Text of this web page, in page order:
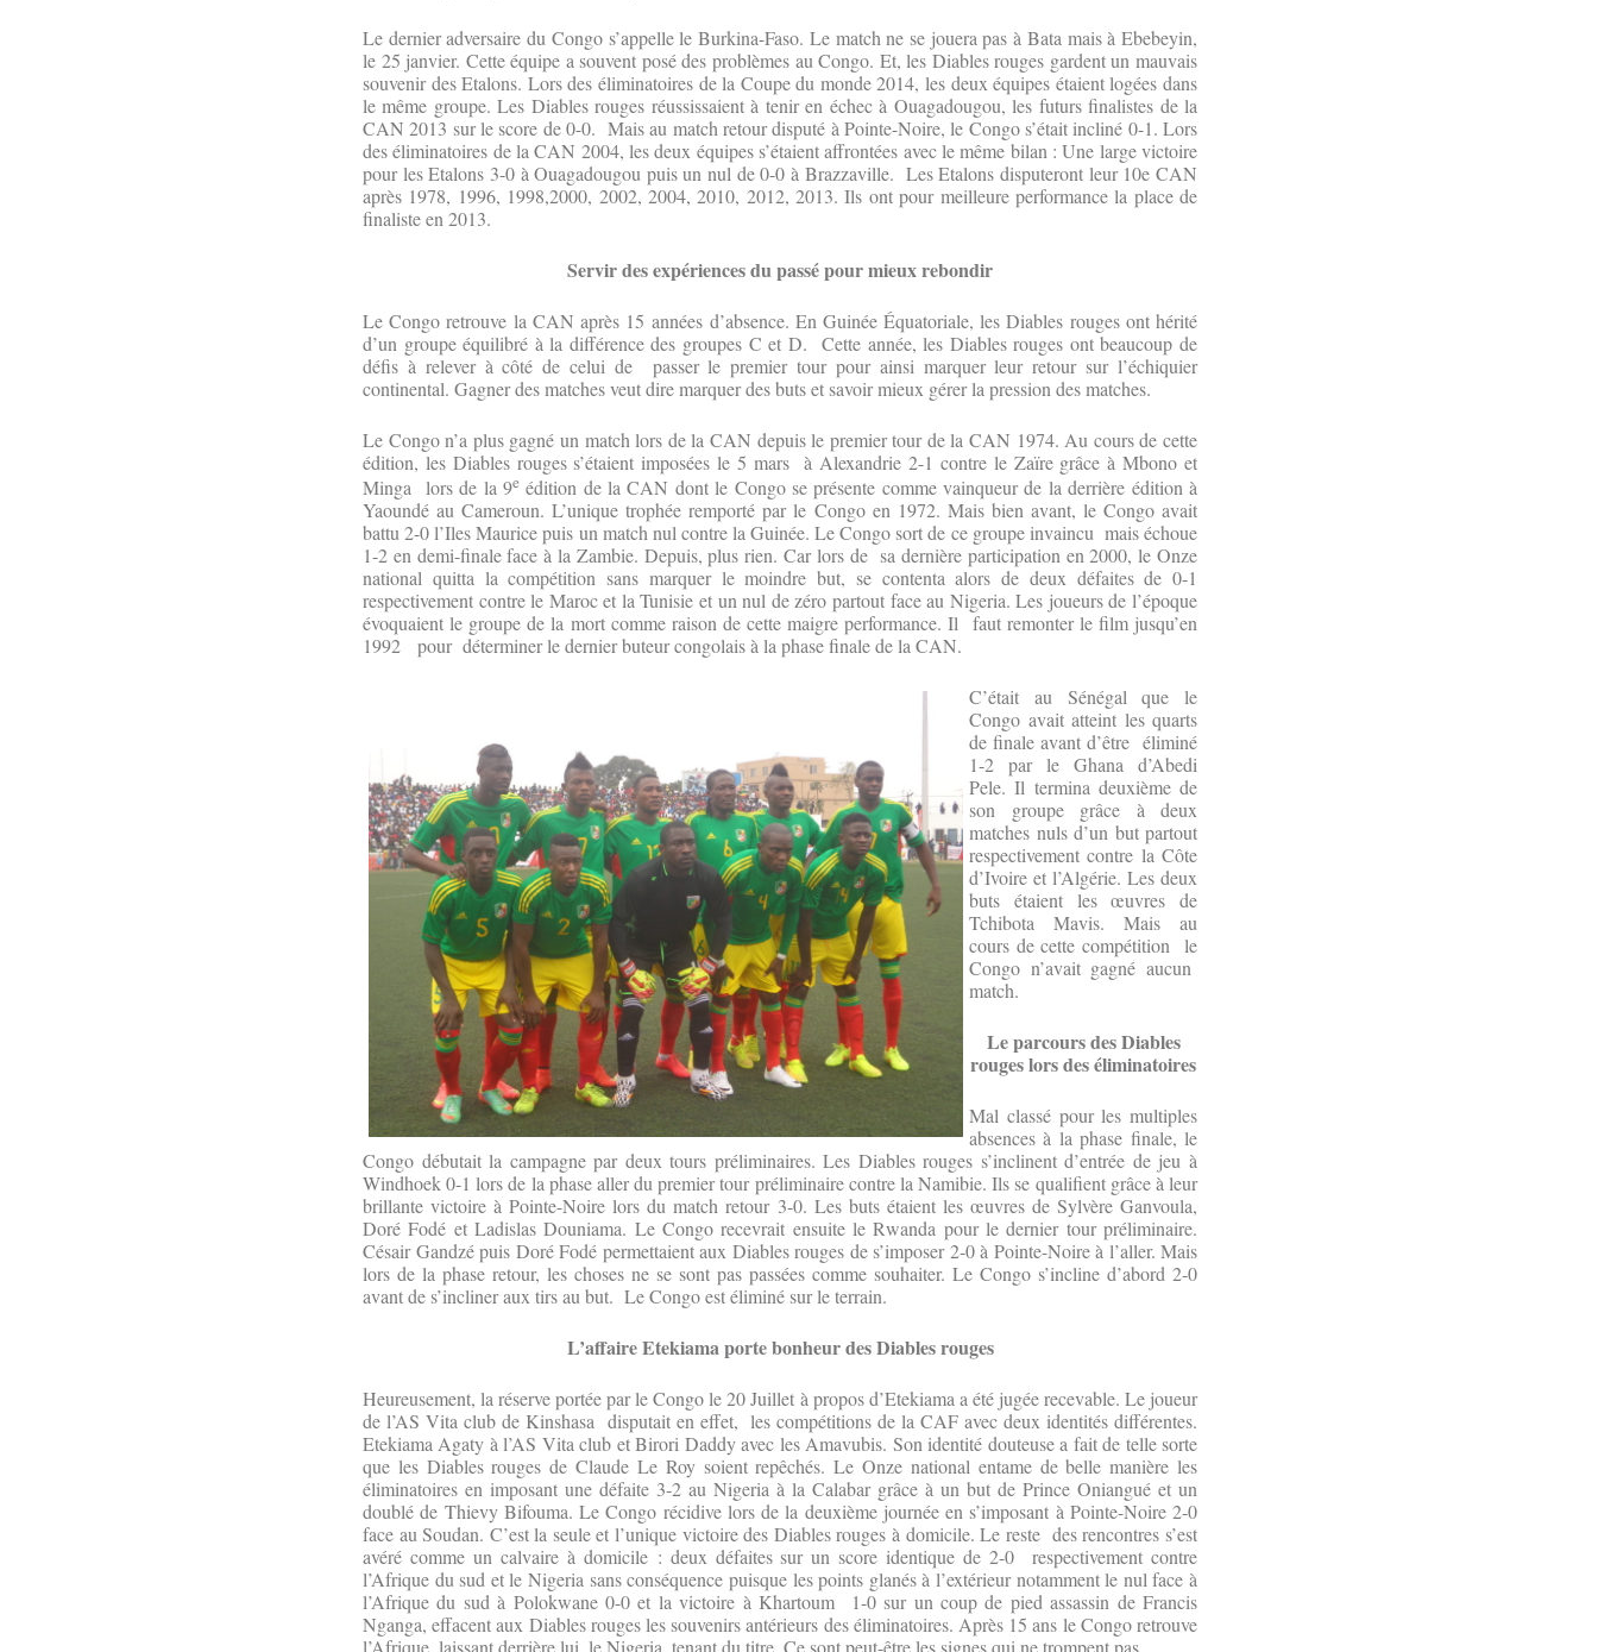
Le dernier adversaire du Congo s’appelle le Burkina-Faso. Le match ne se jouera pas à Bata mais à Ebebeyin,
le 25 janvier. Cette équipe a souvent posé des problèmes au Congo. Et, les Diables rouges gardent un mauvais
souvenir des Etalons. Lors des éliminatoires de la Coupe du monde 2014, les deux équipes étaient logées dans
le même groupe. Les Diables rouges réussissaient à tenir en échec à Ouagadougou, les futurs finalistes de la
CAN 2013 sur le score de 0-0. Mais au match retour disputé à Pointe-Noire, le Congo s’était incliné 0-1. Lors
des éliminatoires de la CAN 2004, les deux équipes s’étaient affrontées avec le même bilan : Une large victoire
pour les Etalons 3-0 à Ouagadougou puis un nul de 0-0 à Brazzaville. Les Etalons disputeront leur 10e CAN
après 1978, 1996, 1998,2000, 2002, 2004, 2010, 2012, 2013. Ils ont pour meilleure performance la place de
finaliste en 2013.
Servir des expériences du passé pour mieux rebondir
Le Congo retrouve la CAN après 15 années d’absence. En Guinée Équatoriale, les Diables rouges ont hérité
d’un groupe équilibré à la différence des groupes C et D. Cette année, les Diables rouges ont beaucoup de
défis à relever à côté de celui de passer le premier tour pour ainsi marquer leur retour sur l’échiquier
continental. Gagner des matches veut dire marquer des buts et savoir mieux gérer la pression des matches.
Le Congo n’a plus gagné un match lors de la CAN depuis le premier tour de la CAN 1974. Au cours de cette
édition, les Diables rouges s’étaient imposées le 5 mars à Alexandrie 2-1 contre le Zaïre grâce à Mbono et
Minga lors de la 9eédition de la CAN dont le Congo se présente comme vainqueur de la derrière édition à
Yaoundé au Cameroun. L’unique trophée remporté par le Congo en 1972. Mais bien avant, le Congo avait
battu 2-0 l’Iles Maurice puis un match nul contre la Guinée. Le Congo sort de ce groupe invaincu mais échoue
1-2 en demi-finale face à la Zambie. Depuis, plus rien. Car lors de sa dernière participation en 2000, le Onze
national quitta la compétition sans marquer le moindre but, se contenta alors de deux défaites de 0-1
respectivement contre le Maroc et la Tunisie et un nul de zéro partout face au Nigeria. Les joueurs de l’époque
évoquaient le groupe de la mort comme raison de cette maigre performance. Il faut remonter le film jusqu’en
1992 pour déterminer le dernier buteur congolais à la phase finale de la CAN.
C’était au Sénégal que le
Congo avait atteint les quarts
de finale avant d’être éliminé
1-2 par le Ghana d’Abedi
Pele. Il termina deuxième de
son groupe grâce à deux
matches nuls d’un but partout
respectivement contre la Côte
d’Ivoire et l’Algérie. Les deux
buts étaient les œuvres de
Tchibota Mavis. Mais au
cours de cette compétition le
Congo n’avait gagné aucun
match.
Le parcours des Diables
rouges lors des éliminatoires
Mal classé pour les multiples
absences à la phase finale, le
Congo débutait la campagne par deux tours préliminaires. Les Diables rouges s’inclinent d’entrée de jeu à
Windhoek 0-1 lors de la phase aller du premier tour préliminaire contre la Namibie. Ils se qualifient grâce à leur
brillante victoire à Pointe-Noire lors du match retour 3-0. Les buts étaient les œuvres de Sylvère Ganvoula,
Doré Fodé et Ladislas Douniama. Le Congo recevrait ensuite le Rwanda pour le dernier tour préliminaire.
Césair Gandzé puis Doré Fodé permettaient aux Diables rouges de s’imposer 2-0 à Pointe-Noire à l’aller. Mais
lors de la phase retour, les choses ne se sont pas passées comme souhaiter. Le Congo s’incline d’abord 2-0
avant de s’incliner aux tirs au but. Le Congo est éliminé sur le terrain.
L’affaire Etekiama porte bonheur des Diables rouges
Heureusement, la réserve portée par le Congo le 20 Juillet à propos d’Etekiama a été jugée recevable. Le joueur
de l’AS Vita club de Kinshasa disputait en effet, les compétitions de la CAF avec deux identités différentes.
Etekiama Agaty à l’AS Vita club et Birori Daddy avec les Amavubis. Son identité douteuse a fait de telle sorte
que les Diables rouges de Claude Le Roy soient repêchés. Le Onze national entame de belle manière les
éliminatoires en imposant une défaite 3-2 au Nigeria à la Calabar grâce à un but de Prince Oniangué et un
doublé de Thievy Bifouma. Le Congo récidive lors de la deuxième journée en s’imposant à Pointe-Noire 2-0
face au Soudan. C’est la seule et l’unique victoire des Diables rouges à domicile. Le reste des rencontres s’est
avéré comme un calvaire à domicile : deux défaites sur un score identique de 2-0 respectivement contre
l’Afrique du sud et le Nigeria sans conséquence puisque les points glanés à l’extérieur notamment le nul face à
l’Afrique du sud à Polokwane 0-0 et la victoire à Khartoum 1-0 sur un coup de pied assassin de Francis
Nganga, effacent aux Diables rouges les souvenirs antérieurs des éliminatoires. Après 15 ans le Congo retrouve
l’Afrique, laissant derrière lui, le Nigeria, tenant du titre. Ce sont peut-être les signes qui ne trompent pas.